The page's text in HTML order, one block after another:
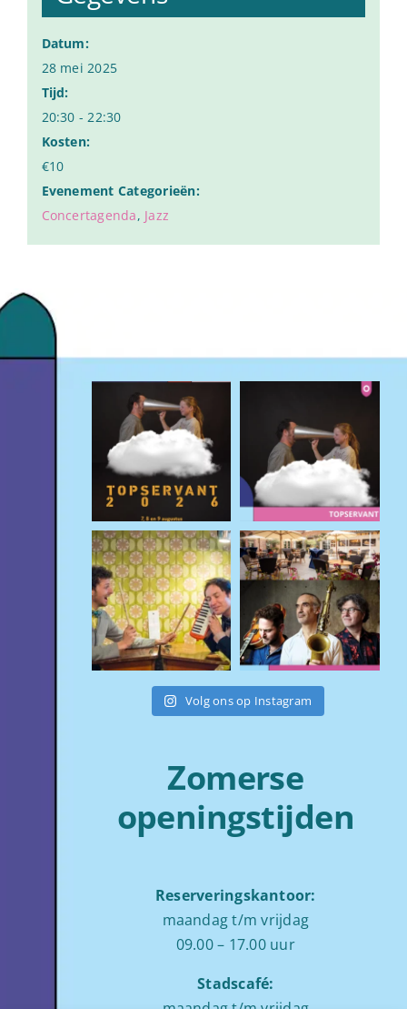
Datum:
28 mei 2025
Tijd:
20:30 - 22:30
Kosten:
€10
Evenement Categorieën:
Concertagenda, Jazz
Volg ons op Instagram
Zomerse
openingstijden
Reserveringskantoor:
maandag t/m vrijdag
09.00 – 17.00 uur
Stadscafé: